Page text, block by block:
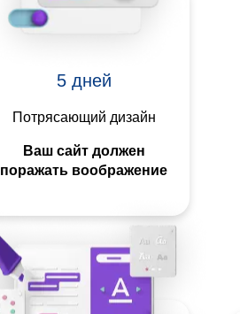
5 дней
Потрясающий дизайн
Ваш сайт должен
поражать воображение